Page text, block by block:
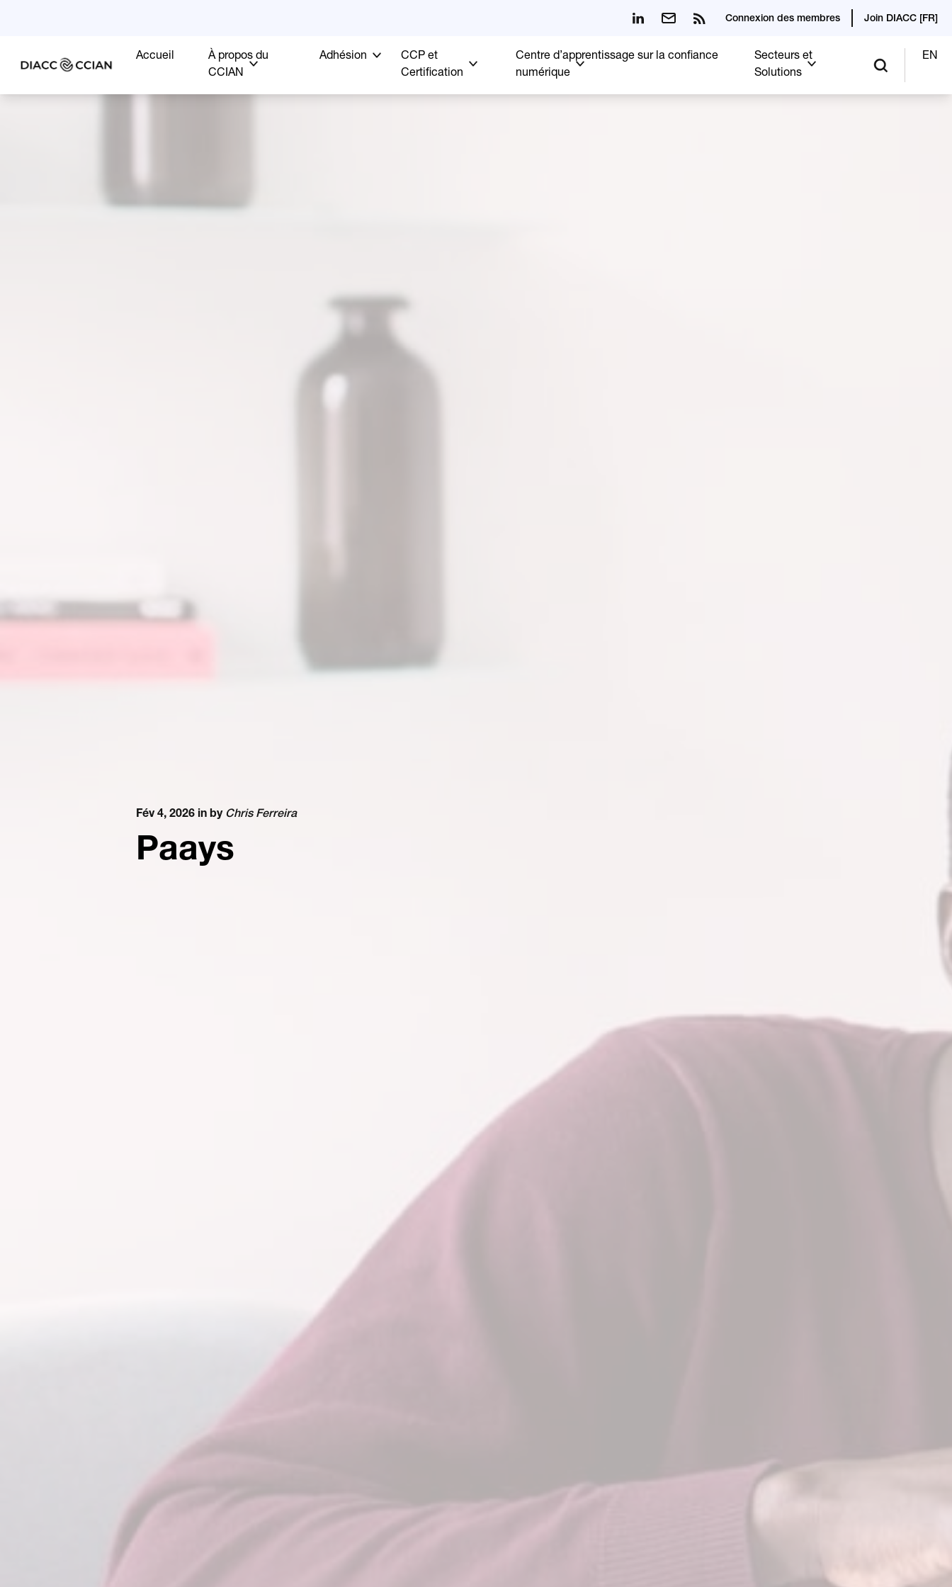
Connexion des membres Join DIACC [FR]
Accueil
À propos du
CCIAN
Adhésion
CCP et
Certification
Centre d’apprentissage sur la confiance
numérique
Secteurs et
Solutions
EN
Fév 4, 2026 in by Chris Ferreira
Paays